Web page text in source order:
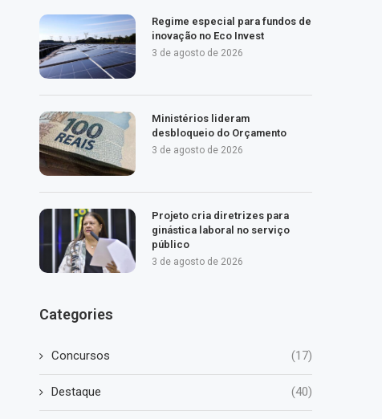
Regime especial para fundos de
inovação no Eco Invest
3 de agosto de 2026
Ministérios lideram
desbloqueio do Orçamento
3 de agosto de 2026
Projeto cria diretrizes para
ginástica laboral no serviço
público
3 de agosto de 2026
Categories
Concursos (17)
Destaque (40)